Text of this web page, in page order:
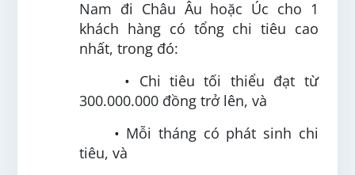
Nam đi Châu Âu hoặc Úc cho 1
khách hàng có tổng chi tiêu cao
nhất, trong đó:
• Chi tiêu tối thiểu đạt từ
300.000.000 đồng trở lên, và
• Mỗi tháng có phát sinh chi
tiêu, và